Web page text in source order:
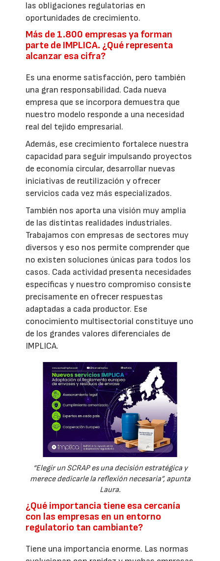
las obligaciones regulatorias en
oportunidades de crecimiento.
Más de 1.800 empresas ya forman
parte de IMPLICA. ¿Qué representa
alcanzar esa cifra?
Es una enorme satisfacción, pero también
una gran responsabilidad. Cada nueva
empresa que se incorpora demuestra que
nuestro modelo responde a una necesidad
real del tejido empresarial.
Además, ese crecimiento fortalece nuestra
capacidad para seguir impulsando proyectos
de economía circular, desarrollar nuevas
iniciativas de reutilización y ofrecer
servicios cada vez más especializados.
También nos aporta una visión muy amplia
de las distintas realidades industriales.
Trabajamos con empresas de sectores muy
diversos y eso nos permite comprender que
no existen soluciones únicas para todos los
casos. Cada actividad presenta necesidades
específicas y nuestro compromiso consiste
precisamente en ofrecer respuestas
adaptadas a cada productor. Ese
conocimiento multisectorial constituye uno
de los grandes valores diferenciales de
IMPLICA.
“Elegir un SCRAP es una decisión estratégica y
merece dedicarle la reflexión necesaria”, apunta
Laura.
¿Qué importancia tiene esa cercanía
con las empresas en un entorno
regulatorio tan cambiante?
Tiene una importancia enorme. Las normas